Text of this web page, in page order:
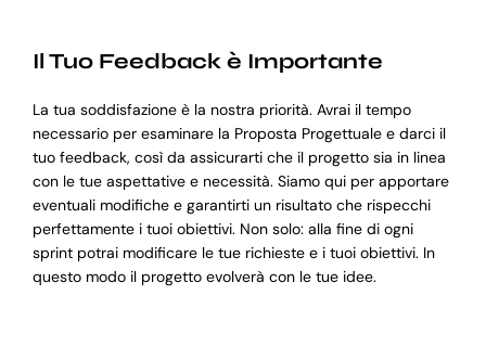
Il Tuo Feedback è Importante
La tua soddisfazione è la nostra priorità. Avrai il tempo
necessario per esaminare la Proposta Progettuale e darci il
tuo feedback, così da assicurarti che il progetto sia in linea
con le tue aspettative e necessità. Siamo qui per apportare
eventuali modifiche e garantirti un risultato che rispecchi
perfettamente i tuoi obiettivi. Non solo: alla fine di ogni
sprint potrai modificare le tue richieste e i tuoi obiettivi. In
questo modo il progetto evolverà con le tue idee.